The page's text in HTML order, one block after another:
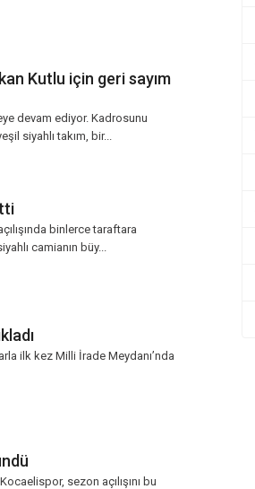
Kutlu için geri sayım
devam ediyor. Kadrosunu
siyahlı takım, bir...
binlerce taraftara
camianın büy...
ilk kez Milli İrade Meydanı’nda
sezon açılışını bu